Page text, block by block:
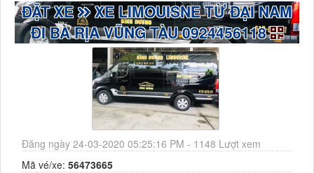
ĐẶT XE
XE LIMOUISNE TỪ ĐẠI NAM
ĐI BÀ RỊA VŨNG TÀU 0924456118
Đăng ngày 24-03-2020 05:25:16 PM - 1148 Lượt xem
Mã vé/xe: 56473665